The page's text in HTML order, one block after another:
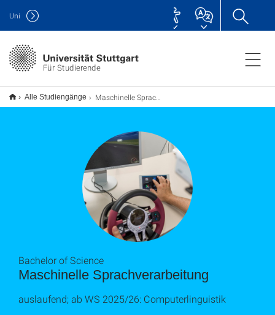
Für Studierende
Uni
Alle Studiengänge Maschinelle Sprachverarbeitung B.Sc.
Maschinelle Sprachverarbeitung
Bachelor of Science
auslaufend; ab WS 2025/26: Computerlinguistik